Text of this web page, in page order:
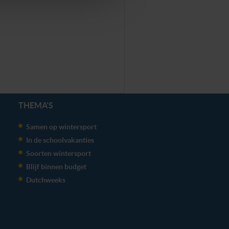
THEMA'S
Samen op wintersport
In de schoolvakanties
Soorten wintersport
Blijf binnen budget
Dutchweeks